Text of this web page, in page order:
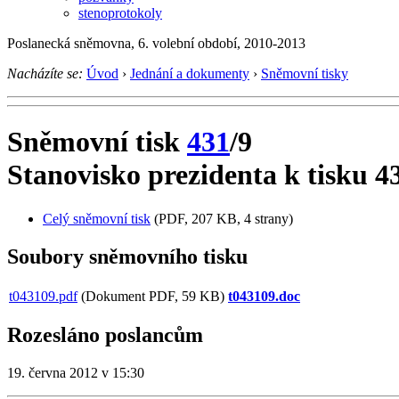
stenoprotokoly
Poslanecká sněmovna, 6. volební období, 2010-2013
Nacházíte se: Úvod › Jednání a dokumenty › Sněmovní tisky
Sněmovní tisk 431/9
Stanovisko prezidenta k tisku
Celý sněmovní tisk (PDF, 207 KB, 4 strany)
Soubory sněmovního tisku
t043109.pdf(Dokument PDF, 59 KB) t043109.doc
Rozesláno poslancům
19. června 2012 v 15:30